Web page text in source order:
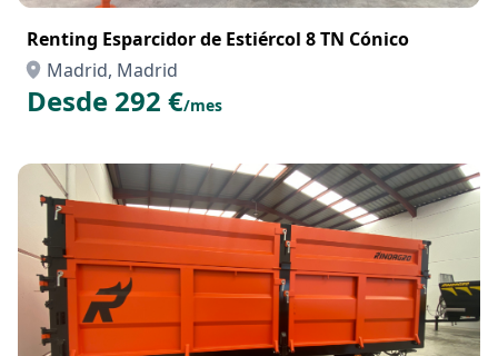
Renting Esparcidor de Estiércol 8 TN Cónico
Madrid, Madrid
Desde 292 €/mes